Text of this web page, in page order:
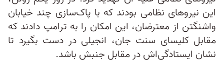
این نیروهای نظامی بودند که با پاک‌سازی چند خیابان
واشنگتن از معترضان، این امکان را به ترامپ دادند که
مقابل کلیسای سنت جان، انجیلی در دست بگیرد تا
نشان ایستادگی‌اش در مقابل جنبش باشد.